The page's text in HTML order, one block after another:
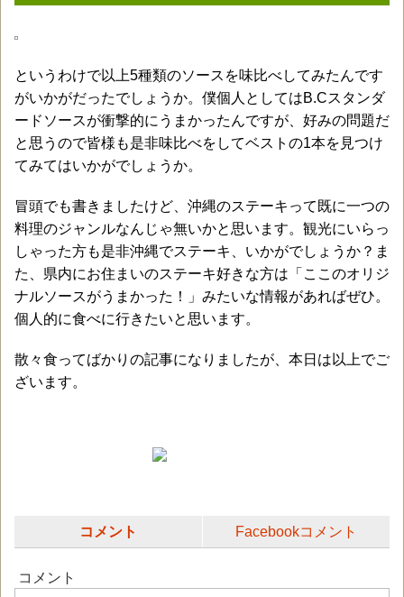
というわけで以上5種類のソースを味比べしてみたんです
がいかがだったでしょうか。僕個人としてはB.Cスタンダ
ードソースが衝撃的にうまかったんですが、好みの問題だ
と思うので皆様も是非味比べをしてベストの1本を見つけ
てみてはいかがでしょうか。
冒頭でも書きましたけど、沖縄のステーキって既に一つの
料理のジャンルなんじゃ無いかと思います。観光にいらっ
しゃった方も是非沖縄でステーキ、いかがでしょうか？ま
た、県内にお住まいのステーキ好きな方は「ここのオリジ
ナルソースがうまかった！」みたいな情報があればぜひ。
個人的に食べに行きたいと思います。
散々食ってばかりの記事になりましたが、本日は以上でご
ざいます。
コメント Facebookコメント